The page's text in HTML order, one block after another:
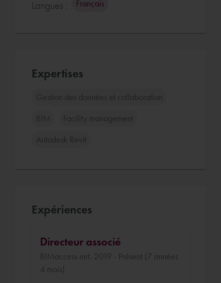
Langues : Français
Expertises
Gestion des données et collaboration
BIM Facility management
Autodesk Revit
Expériences
Directeur associé
BIMaccess mrt. 2019 - Présent (7 années
4 mois)